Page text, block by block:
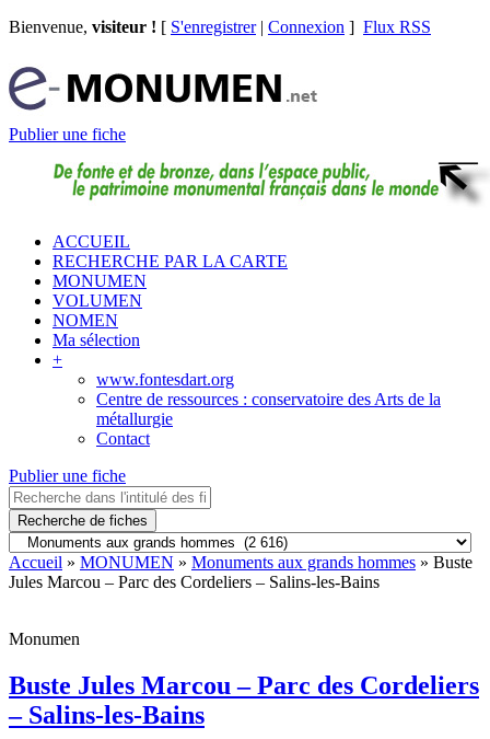
Bienvenue, visiteur ! [ S'enregistrer| Connexion ] Flux RSS
Publier une fiche
ACCUEIL
RECHERCHE PAR LA CARTE
MONUMEN
VOLUMEN
NOMEN
Ma sélection
+
www.fontesdart.org
Centre de ressources : conservatoire des Arts de la
métallurgie
Contact
Publier une fiche
Recherche de fiches
Accueil » MONUMEN » Monuments aux grands hommes » Buste
Jules Marcou – Parc des Cordeliers – Salins-les-Bains
Monumen
Buste Jules Marcou – Parc des Cordeliers
– Salins-les-Bains